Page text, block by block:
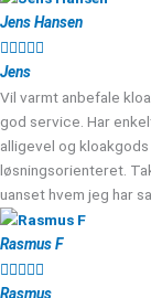
Jens Hansen

Jens
Vil varmt anbefale
god service. Har
alligevel og
løsningsorienteret.
uanset hvem jeg har
Rasmus F

Rasmus